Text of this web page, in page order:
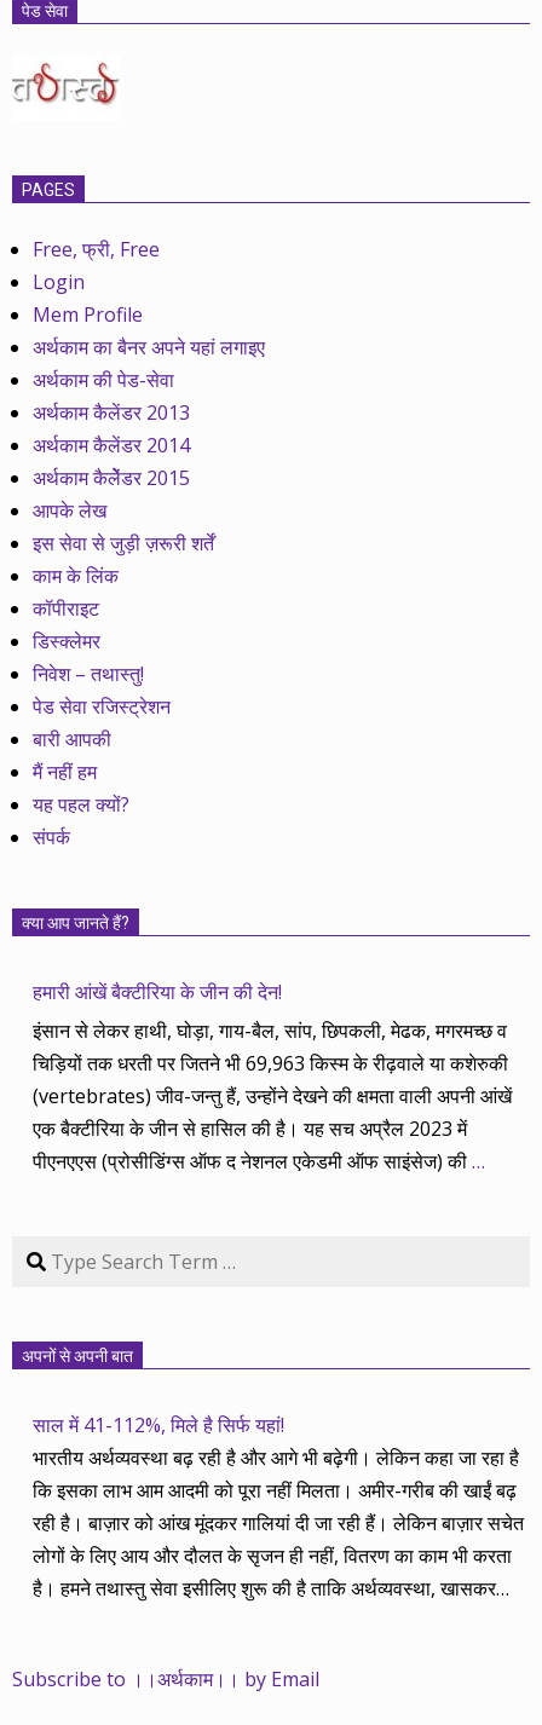
पेड सेवा
PAGES
Free, फ्री, Free
Login
Mem Profile
अर्थकाम का बैनर अपने यहां लगाइए
अर्थकाम की पेड-सेवा
अर्थकाम कैलेंडर 2013
अर्थकाम कैलेंडर 2014
अर्थकाम कैलेेंडर 2015
आपके लेख
इस सेवा से जुड़ी ज़रूरी शर्तें
काम के लिंक
कॉपीराइट
डिस्क्लेमर
निवेश – तथास्तु!
पेड सेवा रजिस्ट्रेशन
बारी आपकी
मैं नहीं हम
यह पहल क्यों?
संपर्क
क्या आप जानते हैं?
हमारी आंखें बैक्टीरिया के जीन की देन!
इंसान से लेकर हाथी, घोड़ा, गाय-बैल, सांप, छिपकली, मेढक, मगरमच्छ व
चिड़ियों तक धरती पर जितने भी 69,963 किस्म के रीढ़वाले या कशेरुकी
(vertebrates) जीव-जन्तु हैं, उन्होंने देखने की क्षमता वाली अपनी आंखें
एक बैक्टीरिया के जीन से हासिल की है। यह सच अप्रैल 2023 में
पीएनएएस (प्रोसीडिंग्स ऑफ द नेशनल एकेडमी ऑफ साइंसेज) की…
Search
अपनों से अपनी बात
साल में 41-112%, मिले है सिर्फ यहां!
भारतीय अर्थव्यवस्था बढ़ रही है और आगे भी बढ़ेगी। लेकिन कहा जा रहा है
कि इसका लाभ आम आदमी को पूरा नहीं मिलता। अमीर-गरीब की खाईं बढ़
रही है। बाज़ार को आंख मूंदकर गालियां दी जा रही हैं। लेकिन बाज़ार सचेत
लोगों के लिए आय और दौलत के सृजन ही नहीं, वितरण का काम भी करता
है। हमने तथास्तु सेवा इसीलिए शुरू की है ताकि अर्थव्यवस्था, खासकर
महंगाई की दर 10 प्रतिशत से ऊपर रहती है। वे भागकर जाते हैं सोने और
Subscribe to ।।अर्थकाम।। by Email